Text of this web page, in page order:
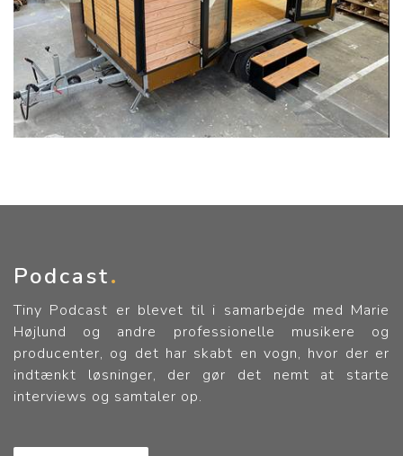
Podcast
Tiny Podcast er blevet til i samarbejde med Marie
Højlund og andre professionelle musikere og
producenter, og det har skabt en vogn, hvor der er
indtænkt løsninger, der gør det nemt at starte
interviews og samtaler op.